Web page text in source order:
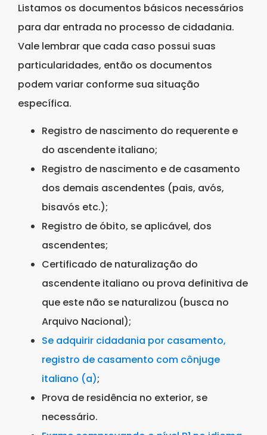
Listamos os documentos básicos necessários
para dar entrada no processo de cidadania.
Vale lembrar que cada caso possui suas
particularidades, então os documentos
podem variar conforme sua situação
específica.
Registro de nascimento do requerente e
do ascendente italiano;
Registro de nascimento e de casamento
dos demais ascendentes (pais, avós,
bisavós etc.);
Registro de óbito, se aplicável, dos
ascendentes;
Certificado de naturalização do
ascendente italiano ou prova definitiva de
que este não se naturalizou (busca no
Arquivo Nacional);
Se adquirir cidadania por casamento,
registro de casamento com cônjuge
italiano (a);
Prova de residência no exterior, se
necessário.